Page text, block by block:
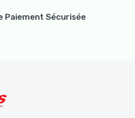
Paiement Sécurisée